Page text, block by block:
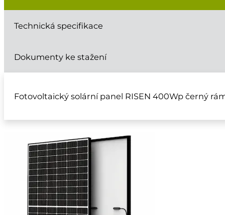
Technická specifikace
Dokumenty ke stažení
Fotovoltaický solární panel RISEN 400Wp černý